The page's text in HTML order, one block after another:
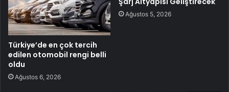
Türkiye’de en çok tercih
edilen otomobil rengi belli
oldu
Ağustos 6, 2026
Ağustos 5, 2026